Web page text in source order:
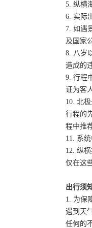
5. 纵横
6. 实际
7. 如遇
及国家
8. 八岁
造成的
9. 行程
证为客
10. 北
行程的
程中推
11. 系
12. 纵
仅在这
出行须
1. 为保
遇到天
任何的